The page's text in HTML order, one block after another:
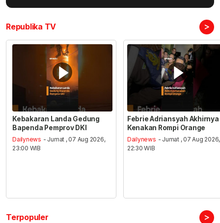
Republika TV >
Kebakaran Landa Gedung
Bapenda Pemprov DKI
Dailynews - Jumat , 07 Aug 2026,
23:00 WIB
Febrie Adriansyah Akhirnya
Kenakan Rompi Orange
Dailynews - Jumat , 07 Aug 2026,
22:30 WIB
Terpopuler >